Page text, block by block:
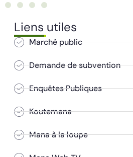
Liens utiles
Marché public
Demande de subvention
Enquêtes Publiques
Koutemana
Mana à la loupe